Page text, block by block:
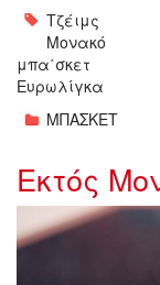
Τζέιμς
Μονακό
μπα΄σκετ
Ευρωλίγκα
ΜΠΑΣΚΕΤ
Εκτός
mike-